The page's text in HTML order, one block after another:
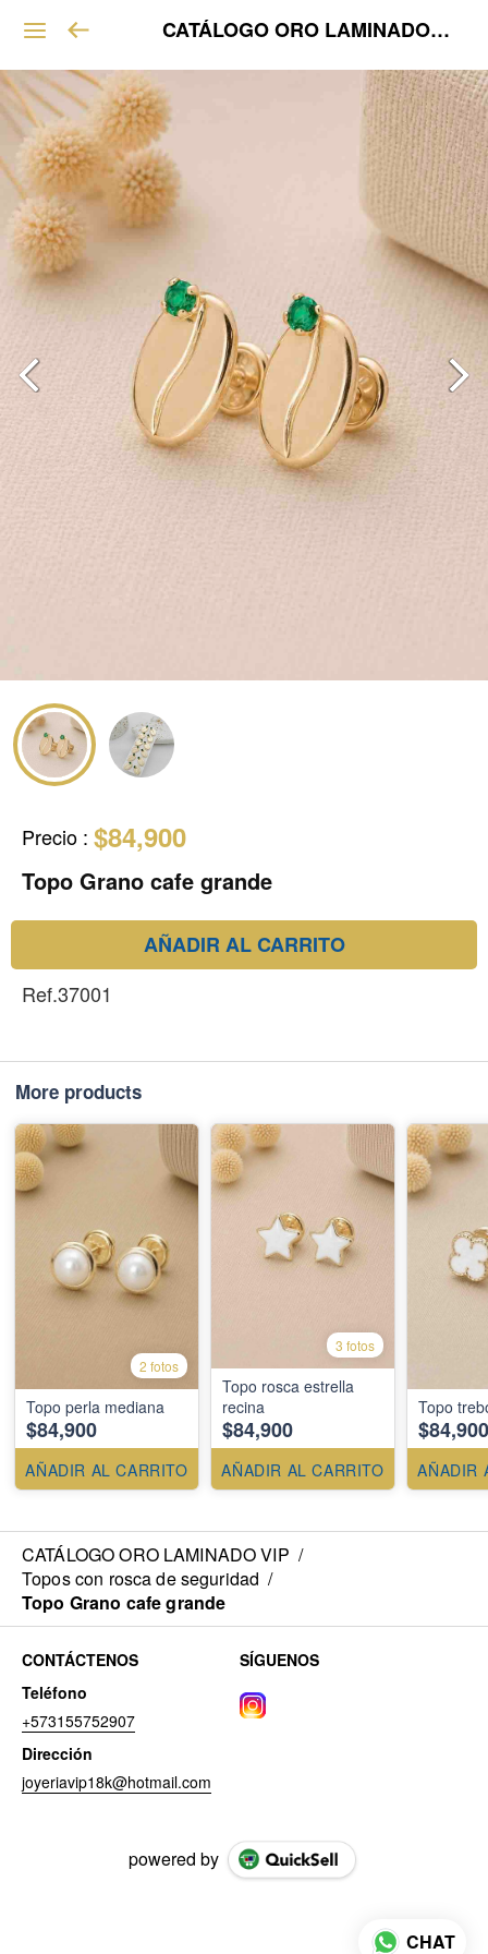
CATÁLOGO ORO LAMINADO VIP
Precio : $84,900
Topo Grano cafe grande
AÑADIR AL CARRITO
Ref.37001
More products
2 fotos
Topo perla mediana
$84,900
AÑADIR AL CARRITO
3 fotos
Topo rosca estrella
recina
$84,900
AÑADIR AL CARRITO
Topo
$84,900
AÑADIR
CATÁLOGO ORO LAMINADO VIP /
Topos con rosca de seguridad /
Topo Grano cafe grande
CONTÁCTENOS
Teléfono
+573155752907
Dirección
joyeriavip18k@hotmail.com
SÍGUENOS
powered by
CHAT